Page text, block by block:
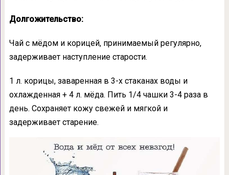
Долгожительство:
Чай с мёдом и корицей, принимаемый регулярно,
задерживает наступление старости.
1 л. корицы, заваренная в 3-х стаканах воды и
охлажденная + 4 л. мёда. Пить 1/4 чашки 3-4 раза в
день. Сохраняет кожу свежей и мягкой и
задерживает старение.